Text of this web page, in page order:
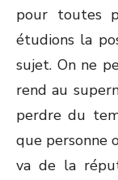
pour toutes
étudions la
sujet. On ne
rend au
perdre du
que personne
va de la